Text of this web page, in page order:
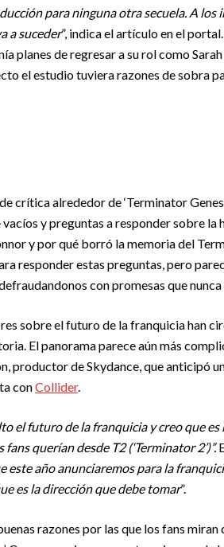
para ninguna otra secuela. A
a suceder”, indica el artículo en el
planes de regresar a su rol como
el estudio tuviera razones de sobra
crítica alrededor de ‘Terminator
y preguntas a responder sobre
y por qué borró la memoria del
responder estas preguntas, pero
con promesas que
sobre el futuro de la franquicia han
El panorama parece aún más
productor de Skydance, que anticipó
conCollider.
el futuro de la franquicia y creo que
querían desde T2 (‘Terminator 2’)”.
este año anunciaremos para la
es la dirección que debe tomar”.
razones por las que los fans